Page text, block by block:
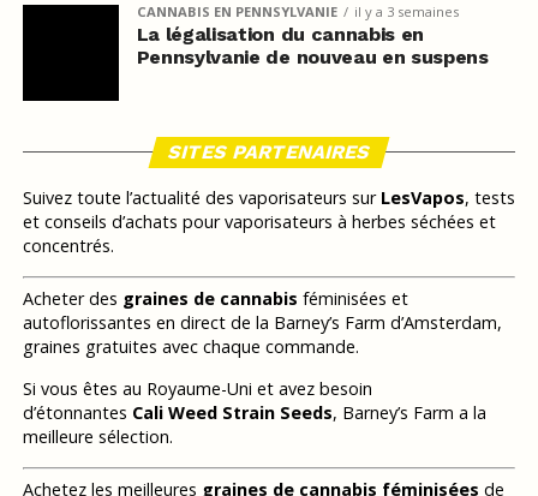
CANNABIS EN PENNSYLVANIE il y a 3 semaines
La légalisation du cannabis en
Pennsylvanie de nouveau en suspens
SITES PARTENAIRES
Suivez toute l’actualité des vaporisateurs sur LesVapos, tests
et conseils d’achats pour vaporisateurs à herbes séchées et
concentrés.
Acheter des graines de cannabis féminisées et
autoflorissantes en direct de la Barney’s Farm d’Amsterdam,
graines gratuites avec chaque commande.
Si vous êtes au Royaume-Uni et avez besoin
d’étonnantes Cali Weed Strain Seeds, Barney’s Farm a la
meilleure sélection.
Achetez les meilleures graines de cannabis féminisées de